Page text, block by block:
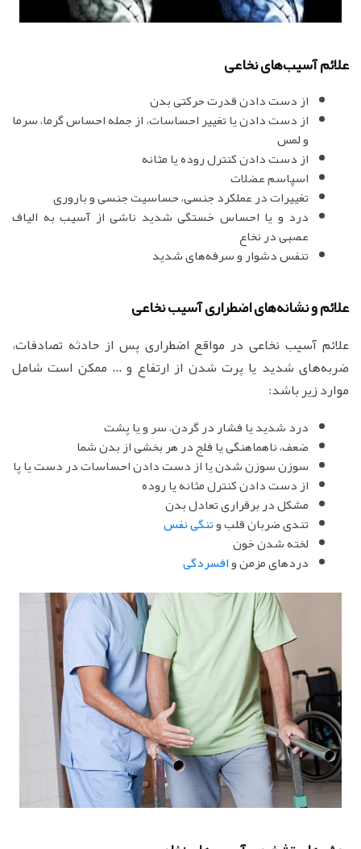
علائم آسیب‌های نخاعی
از دست دادن قدرت حرکتی بدن
از دست دادن یا تغییر احساسات، از جمله احساس گرما، سرما
و لمس
از دست دادن کنترل روده یا مثانه
اسپاسم عضلات
تغییرات در عملکرد جنسی، حساسیت جنسی و باروری
درد و یا احساس خستگی شدید ناشی از آسیب به الیاف
عصبی در نخاع
تنفس دشوار و سرفه‌های شدید
علائم و نشانه‌های اضطراری آسیب نخاعی
علائم آسیب نخاعی در مواقع اضطراری پس از حادثه تصادفات،
ضربه‌های شدید یا پرت شدن از ارتفاع و ... ممکن است شامل
موارد زیر باشد:
درد شدید یا فشار در گردن، سر و یا پشت
ضعف، ناهماهنگی یا فلج در هر بخشی از بدن شما
سوزن سوزن شدن یا از دست دادن احساسات در دست یا پا
از دست دادن کنترل مثانه یا روده
مشکل در برقراری تعادل بدن
تندی ضربان قلب وتنگی نفس
لخته شدن خون
دردهای مزمن وافسردگی